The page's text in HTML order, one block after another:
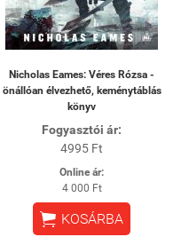
Nicholas Eames: Véres Rózsa -
önállóan élvezhető, keménytáblás
könyv
Fogyasztói ár:
4995 Ft
Online ár:
4 000 Ft
 KOSÁRBA